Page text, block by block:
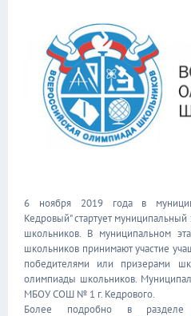
6 ноября 2019 года в
Кедровый" стартует
школьников. В муниципальном
школьников принимают участие
победителями или призерами
олимпиады школьников.
МБОУ СОШ № 1 г. Кедрового.
Более подробно в разделе